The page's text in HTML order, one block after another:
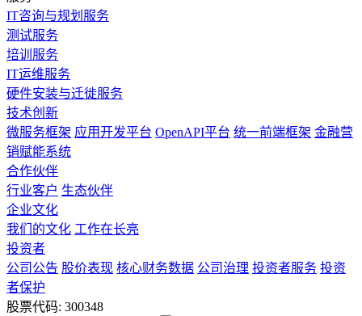
IT咨询与规划服务
测试服务
培训服务
IT运维服务
硬件安装与迁徙服务
技术创新
微服务框架 应用开发平台 OpenAPI平台 统一前端框架 金融营
销赋能系统
合作伙伴
行业客户 生态伙伴
企业文化
我们的文化 工作在长亮
投资者
公司公告 股价表现 核心财务数据 公司治理 投资者服务 投资
者保护
股票代码: 300348